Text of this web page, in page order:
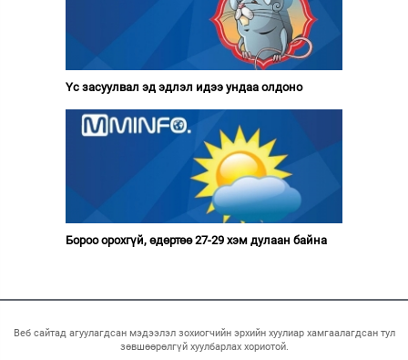
Үс засуулвал эд эдлэл идээ ундаа олдоно
Бороо орохгүй, өдөртөө 27-29 хэм дулаан байна
Веб сайтад агуулагдсан мэдээлэл зохиогчийн эрхийн хуулиар хамгаалагдсан тул
зөвшөөрөлгүй хуулбарлах хориотой.